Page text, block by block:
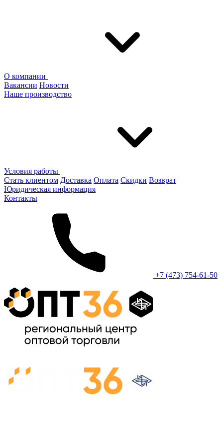
О компании
Вакансии Новости
Наше производство
Условия работы
Стать клиентом Доставка Оплата Скидки Возврат
Юридическая информация
Контакты
+7 (473) 754-61-50